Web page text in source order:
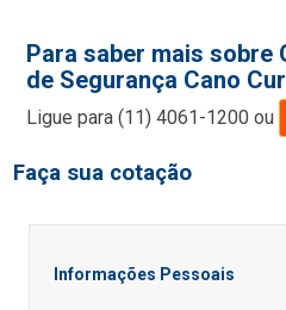
Para saber mais sobre
de Segurança Cano
Ligue para(11) 4061-1200 ou
Faça sua cotação
Informações Pessoais